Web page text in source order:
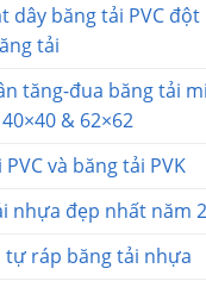
dây băng tải PVC
tải
tăng-đua băng tải
& 62×62
và băng tải PVK
nhựa đẹp nhất năm
tự ráp băng tải nhựa